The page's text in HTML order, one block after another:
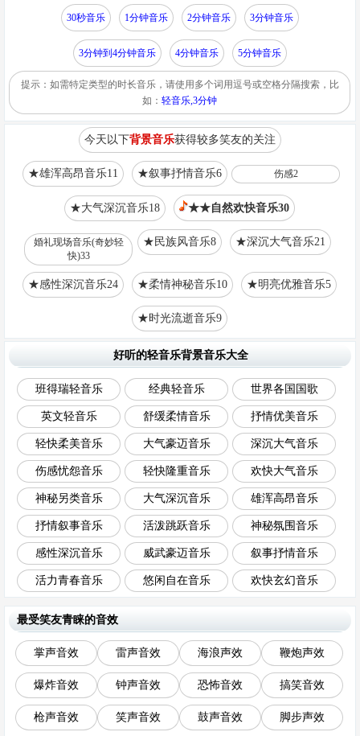
30秒音乐 1分钟音乐 2分钟音乐 3分钟音乐
3分钟到4分钟音乐 4分钟音乐 5分钟音乐
提示：如需特定类型的时长音乐，请使用多个词用逗号或空格分隔搜索，比
如：轻音乐,3分钟
今天以下背景音乐获得较多笑友的关注
★雄浑高昂音乐11 ★叙事抒情音乐6 伤感2
★大气深沉音乐18 ★★自然欢快音乐30
婚礼现场音乐(奇妙轻
快)33
★民族风音乐8 ★深沉大气音乐21
★感性深沉音乐24 ★柔情神秘音乐10 ★明亮优雅音乐5
★时光流逝音乐9
好听的轻音乐背景音乐大全
班得瑞轻音乐 经典轻音乐 世界各国国歌
英文轻音乐 舒缓柔情音乐 抒情优美音乐
轻快柔美音乐 大气豪迈音乐 深沉大气音乐
伤感忧怨音乐 轻快隆重音乐 欢快大气音乐
神秘另类音乐 大气深沉音乐 雄浑高昂音乐
抒情叙事音乐 活泼跳跃音乐 神秘氛围音乐
感性深沉音乐 威武豪迈音乐 叙事抒情音乐
活力青春音乐 悠闲自在音乐 欢快玄幻音乐
最受笑友青睐的音效
掌声音效 雷声音效 海浪声效 鞭炮声效
爆炸音效 钟声音效 恐怖音效 搞笑音效
枪声音效 笑声音效 鼓声音效 脚步声效